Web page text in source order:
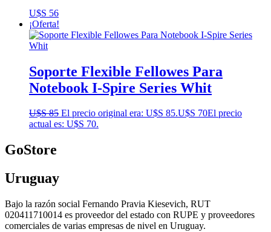
U$S 56
¡Oferta!
Soporte Flexible Fellowes Para
Notebook I-Spire Series Whit
U$S85 El precio original era: U$S 85.U$S 70El precio
actual es: U$S 70.
GoStore
Uruguay
Bajo la razón social Fernando Pravia Kiesevich, RUT
020411710014 es proveedor del estado con RUPE y proveedores
comerciales de varias empresas de nivel en Uruguay.